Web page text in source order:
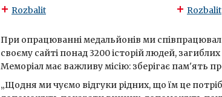
Rozbalit Rozbalit
При опрацюванні медальйонів ми
своєму сайті понад 3200 історій людей,
Меморіал має важливу місію: зберігає пам'ять
„Щодня ми чуємо відгуки рідних, що їм це